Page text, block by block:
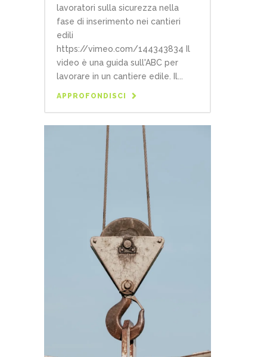
lavoratori sulla sicurezza nella
fase di inserimento nei cantieri
edili
https://vimeo.com/144343834 Il
video è una guida sull'ABC per
lavorare in un cantiere edile. Il...
APPROFONDISCI